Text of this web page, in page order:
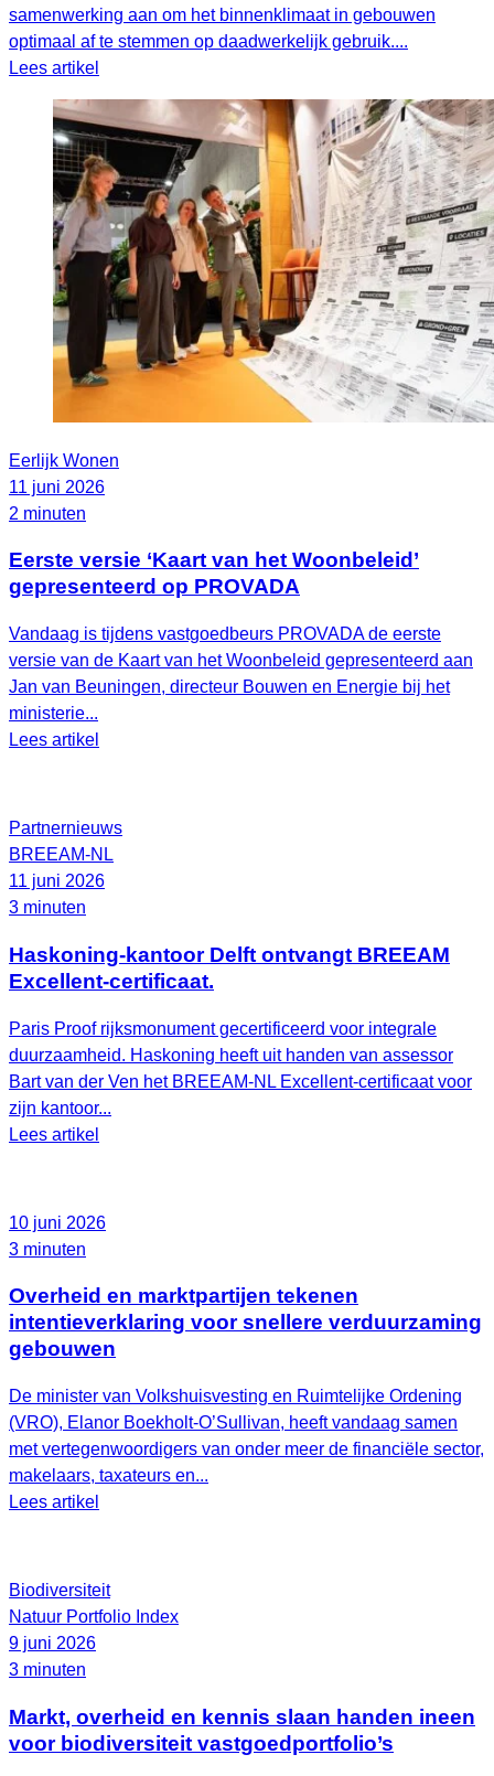
samenwerking aan om het binnenklimaat in gebouwen
optimaal af te stemmen op daadwerkelijk gebruik....
Lees artikel
Eerlijk Wonen
11 juni 2026
2 minuten
Eerste versie ‘Kaart van het Woonbeleid’
gepresenteerd op PROVADA
Vandaag is tijdens vastgoedbeurs PROVADA de eerste
versie van de Kaart van het Woonbeleid gepresenteerd aan
Jan van Beuningen, directeur Bouwen en Energie bij het
ministerie...
Lees artikel
Partnernieuws
BREEAM-NL
11 juni 2026
3 minuten
Haskoning-kantoor Delft ontvangt BREEAM
Excellent-certificaat.
Paris Proof rijksmonument gecertificeerd voor integrale
duurzaamheid. Haskoning heeft uit handen van assessor
Bart van der Ven het BREEAM‑NL Excellent‑certificaat voor
zijn kantoor...
Lees artikel
10 juni 2026
3 minuten
Overheid en marktpartijen tekenen
intentieverklaring voor snellere verduurzaming
gebouwen
De minister van Volkshuisvesting en Ruimtelijke Ordening
(VRO), Elanor Boekholt‑O’Sullivan, heeft vandaag samen
met vertegenwoordigers van onder meer de financiële sector,
makelaars, taxateurs en...
Lees artikel
Biodiversiteit
Natuur Portfolio Index
9 juni 2026
3 minuten
Markt, overheid en kennis slaan handen ineen
voor biodiversiteit vastgoedportfolio’s